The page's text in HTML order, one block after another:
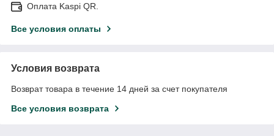
Оплата Kaspi QR.
Все условия оплаты
Условия возврата
Возврат товара в течение 14 дней за счет покупателя
Все условия возврата